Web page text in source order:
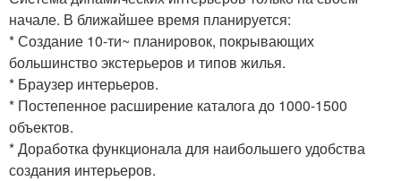
начале. В ближайшее время планируется:
* Создание 10-ти~ планировок, покрывающих
большинство экстерьеров и типов жилья.
* Браузер интерьеров.
* Постепенное расширение каталога до 1000-1500
объектов.
* Доработка функционала для наибольшего удобства
создания интерьеров.